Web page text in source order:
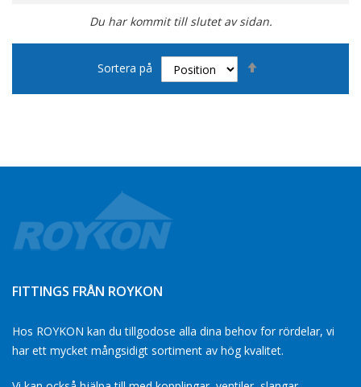
Du har kommit till slutet av sidan.
Sortera på
FITTINGS FRÅN ROYKON
Hos ROYKON kan du tillgodose alla dina behov for rördelar, vi
har ett mycket mångsidigt sortiment av hög kvalitet.